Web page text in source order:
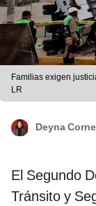
Familias exigen
LR
Deyna
El Segundo
Tránsito y